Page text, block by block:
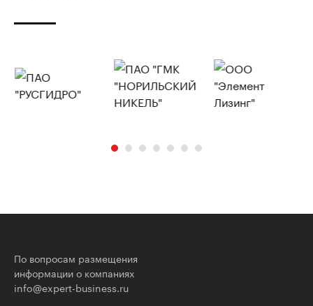
По вопросам размещения
информации о компаниях
info@expert-business.ru